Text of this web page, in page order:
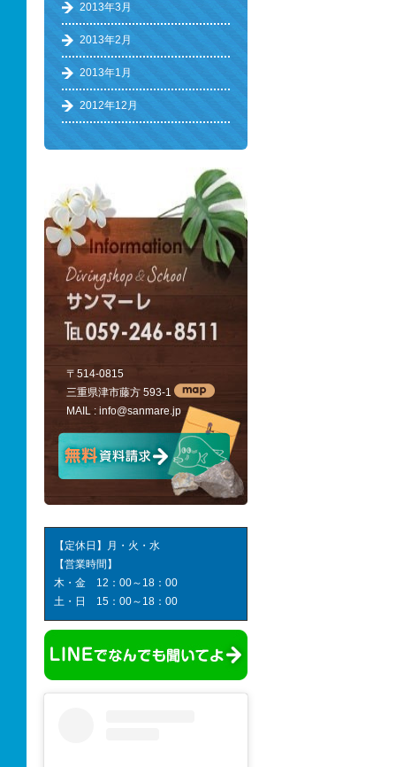
2013年3月
2013年2月
2013年1月
2012年12月
〒514-0815
三重県津市藤方 593-1
MAIL : info@sanmare.jp
【定休日】月・火・水
【営業時間】
木・金 12：00～18：00
土・日 15：00～18：00